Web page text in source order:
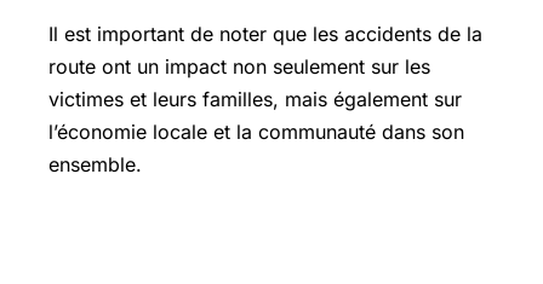
Il est important de noter que les accidents de la
route ont un impact non seulement sur les
victimes et leurs familles, mais également sur
l’économie locale et la communauté dans son
ensemble.